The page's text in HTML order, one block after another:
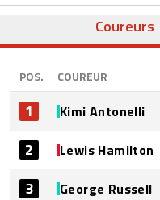
Coureurs
POS. COUREUR
1 Kimi Antonelli
2 Lewis Hamilton
3 George Russell